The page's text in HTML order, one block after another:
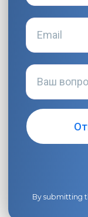
By submitting